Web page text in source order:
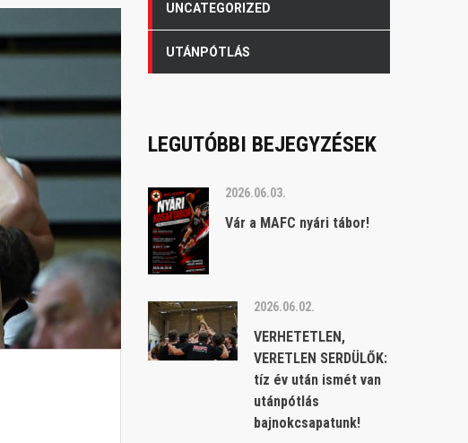
UNCATEGORIZED
UTÁNPÓTLÁS
LEGUTÓBBI BEJEGYZÉSEK
2026.06.03.
Vár a MAFC nyári tábor!
2026.06.02.
VERHETETLEN,
VERETLEN SERDÜLŐK:
tíz év után ismét van
utánpótlás
bajnokcsapatunk!